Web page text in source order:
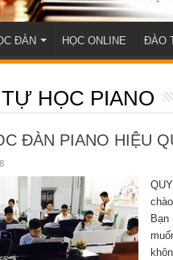
ĐÀN HỌC ONLINE ĐÀO
TỰ HỌC PIANO
ĐÀN PIANO HIỆU
Bạn